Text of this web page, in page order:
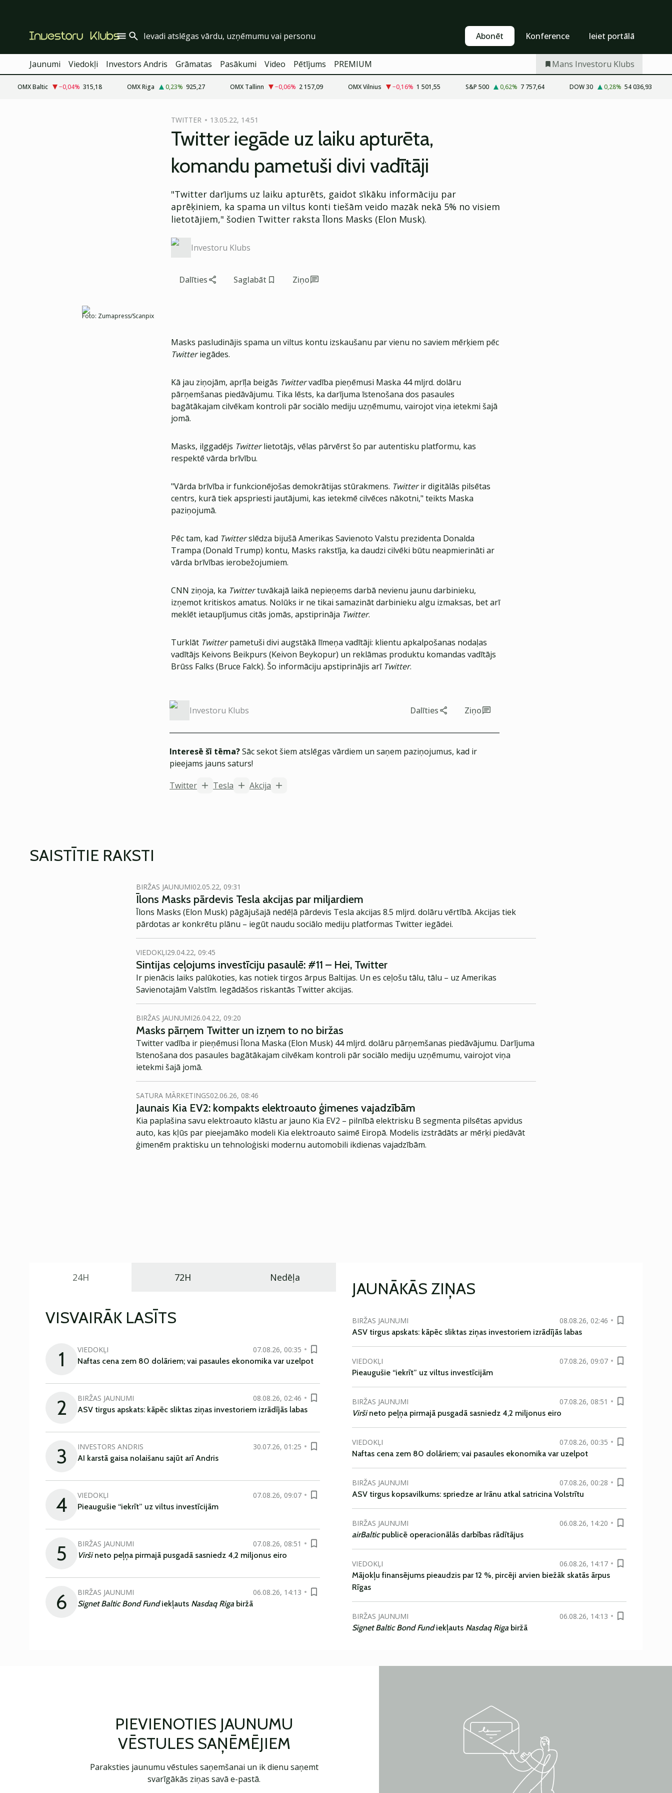
Abonēt Konference Ieiet portālā
Jaunumi Viedokļi Investors Andris Grāmatas Pasākumi Video Pētījums PREMIUM Mans Investoru Klubs
OMX Baltic −0,04% 315,18 OMX Riga 0,23% 925,27 OMX Tallinn −0,06% 2 157,09 OMX Vilnius −0,16% 1 501,55 S&P 500 0,62% 7 757,64 DOW 30 0,28% 54 036,93
TWITTER 13.05.22, 14:51
Twitter iegāde uz laiku apturēta,
komandu pametuši divi vadītāji
"Twitter darījums uz laiku apturēts, gaidot sīkāku informāciju par
aprēķiniem, ka spama un viltus konti tiešām veido mazāk nekā 5% no visiem
lietotājiem," šodien Twitter raksta Īlons Masks (Elon Musk).
Investoru Klubs
Dalīties Saglabāt Ziņo
Foto: Zumapress/Scanpix
Masks pasludinājis spama un viltus kontu izskaušanu par vienu no saviem mērķiem pēc
Twitteriegādes.
Kā jau ziņojām, aprīļa beigās Twittervadība pieņēmusi Maska 44 mljrd. dolāru
pārņemšanas piedāvājumu. Tika lēsts, ka darījuma īstenošana dos pasaules
bagātākajam cilvēkam kontroli pār sociālo mediju uzņēmumu, vairojot viņa ietekmi šajā
jomā.
Masks, ilggadējs Twitterlietotājs, vēlas pārvērst šo par autentisku platformu, kas
respektē vārda brīvību.
"Vārda brīvība ir funkcionējošas demokrātijas stūrakmens. Twitterir digitālās pilsētas
centrs, kurā tiek apspriesti jautājumi, kas ietekmē cilvēces nākotni," teikts Maska
paziņojumā.
Pēc tam, kad Twitterslēdza bijušā Amerikas Savienoto Valstu prezidenta Donalda
Trampa (Donald Trump) kontu, Masks rakstīja, ka daudzi cilvēki būtu neapmierināti ar
vārda brīvības ierobežojumiem.
CNN ziņoja, ka Twittertuvākajā laikā nepieņems darbā nevienu jaunu darbinieku,
izņemot kritiskos amatus. Nolūks ir ne tikai samazināt darbinieku algu izmaksas, bet arī
meklēt ietaupījumus citās jomās, apstiprināja Twitter.
Turklāt Twitterpametuši divi augstākā līmeņa vadītāji: klientu apkalpošanas nodaļas
vadītājs Keivons Beikpurs (Keivon Beykopur) un reklāmas produktu komandas vadītājs
Brūss Falks (Bruce Falck). Šo informāciju apstiprinājis arī Twitter.
Investoru Klubs Dalīties Ziņo
Interesē šī tēma?Sāc sekot šiem atslēgas vārdiem un saņem paziņojumus, kad ir
pieejams jauns saturs!
Twitter
Tesla Akcija
SAISTĪTIE RAKSTI
BIRŽAS JAUNUMI02.05.22, 09:31
Īlons Masks pārdevis Tesla akcijas par miljardiem
Īlons Masks (Elon Musk) pāgājušajā nedēļā pārdevis Tesla akcijas 8.5 mljrd. dolāru vērtībā. Akcijas tiek
pārdotas ar konkrētu plānu – iegūt naudu sociālo mediju platformas Twitter iegādei.
VIEDOKĻI29.04.22, 09:45
Sintijas ceļojums investīciju pasaulē: #11 – Hei, Twitter
Ir pienācis laiks palūkoties, kas notiek tirgos ārpus Baltijas. Un es ceļošu tālu, tālu – uz Amerikas
Savienotajām Valstīm. Iegādāšos riskantās Twitter akcijas.
BIRŽAS JAUNUMI26.04.22, 09:20
Masks pārņem Twitter un izņem to no biržas
Twitter vadība ir pieņēmusi Īlona Maska (Elon Musk) 44 mljrd. dolāru pārņemšanas piedāvājumu. Darījuma
īstenošana dos pasaules bagātākajam cilvēkam kontroli pār sociālo mediju uzņēmumu, vairojot viņa
ietekmi šajā jomā.
SATURA MĀRKETINGS02.06.26, 08:46
Jaunais Kia EV2: kompakts elektroauto ģimenes vajadzībām
Kia paplašina savu elektroauto klāstu ar jauno Kia EV2 – pilnībā elektrisku B segmenta pilsētas apvidus
auto, kas kļūs par pieejamāko modeli Kia elektroauto saimē Eiropā. Modelis izstrādāts ar mērķi piedāvāt
ģimenēm praktisku un tehnoloģiski modernu automobili ikdienas vajadzībām.
24H 72H Nedēļa
VISVAIRĀK LASĪTS
1 VIEDOKĻI
07.08.26, 00:35
Naftas cena zem 80 dolāriem; vai pasaules ekonomika var uzelpot
2 BIRŽAS JAUNUMI
08.08.26, 02:46
ASV tirgus apskats: kāpēc sliktas ziņas investoriem izrādījās labas
3 INVESTORS ANDRIS
30.07.26, 01:25
AI karstā gaisa nolaišanu sajūt arī Andris
4 VIEDOKĻI
07.08.26, 09:07
Pieaugušie “iekrīt” uz viltus investīcijām
5 BIRŽAS JAUNUMI
07.08.26, 08:51
Viršineto peļņa pirmajā pusgadā sasniedz 4,2 miljonus eiro
6 BIRŽAS JAUNUMI
06.08.26, 14:13
Signet Baltic Bond Fundiekļauts Nasdaq Riga biržā
JAUNĀKĀS ZIŅAS
BIRŽAS JAUNUMI
08.08.26, 02:46
ASV tirgus apskats: kāpēc sliktas ziņas investoriem izrādījās labas
VIEDOKĻI
07.08.26, 09:07
Pieaugušie “iekrīt” uz viltus investīcijām
BIRŽAS JAUNUMI
07.08.26, 08:51
Viršineto peļņa pirmajā pusgadā sasniedz 4,2 miljonus eiro
VIEDOKĻI
07.08.26, 00:35
Naftas cena zem 80 dolāriem; vai pasaules ekonomika var uzelpot
BIRŽAS JAUNUMI
07.08.26, 00:28
ASV tirgus kopsavilkums: spriedze ar Irānu atkal satricina Volstrītu
BIRŽAS JAUNUMI
06.08.26, 14:20
airBalticpublicē operacionālās darbības rādītājus
VIEDOKĻI
06.08.26, 14:17
Mājokļu finansējums pieaudzis par 12 %, pircēji arvien biežāk skatās ārpus
Rīgas
BIRŽAS JAUNUMI
06.08.26, 14:13
Signet Baltic Bond Fundiekļauts Nasdaq Riga biržā
PIEVIENOTIES JAUNUMU
VĒSTULES SAŅĒMĒJIEM
Paraksties jaunumu vēstules saņemšanai un ik dienu saņemt
svarīgākās ziņas savā e-pastā.